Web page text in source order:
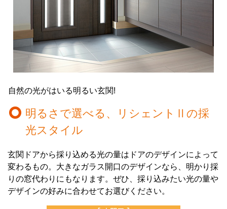
自然の光がはいる明るい玄関!
明るさで選べる、リシェントⅡの採
光スタイル
玄関ドアから採り込める光の量はドアのデザインによって
変わるもの。大きなガラス開口のデザインなら、明かり採
りの窓代わりにもなります。ぜひ、採り込みたい光の量や
デザインの好みに合わせてお選びください。